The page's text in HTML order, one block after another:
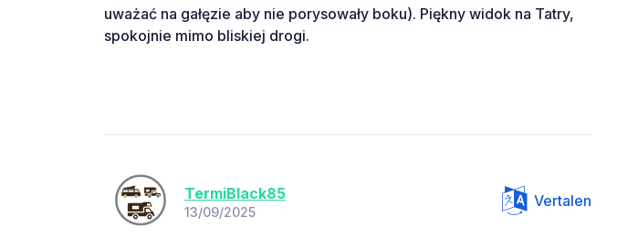
uważać na gałęzie aby nie porysowały boku). Piękny widok na Tatry,
spokojnie mimo bliskiej drogi.
TermiBlack85
13/09/2025
Vertalen